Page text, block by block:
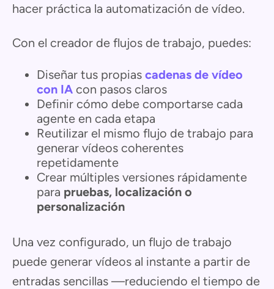
hacer práctica la automatización de vídeo.
Con el creador de flujos de trabajo, puedes:
Diseñar tus propias cadenas de vídeo
con IA con pasos claros
Definir cómo debe comportarse cada
agente en cada etapa
Reutilizar el mismo flujo de trabajo para
generar vídeos coherentes
repetidamente
Crear múltiples versiones rápidamente
para pruebas, localización o
personalización
Una vez configurado, un flujo de trabajo
puede generar vídeos al instante a partir de
entradas sencillas —reduciendo el tiempo de